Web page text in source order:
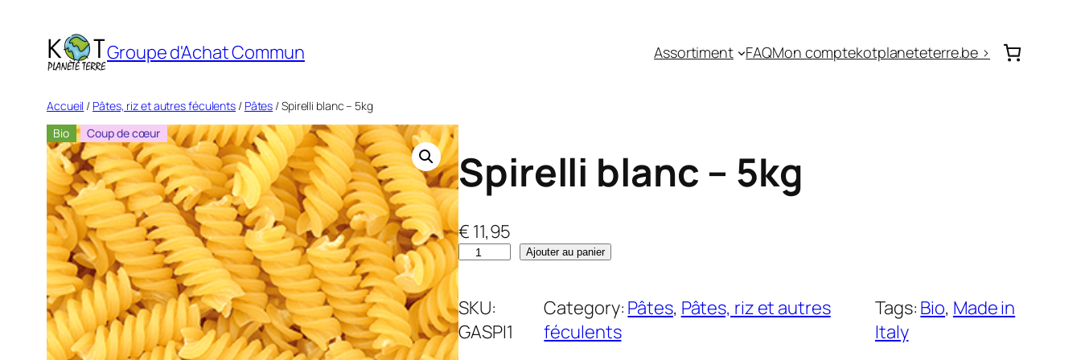
contenu
Groupe d'Achat Commun Assortiment FAQMon comptekotplaneteterre.be >
Accueil / Pâtes, riz et autres féculents / Pâtes / Spirelli blanc – 5kg
Bio
Coup de cœur
Spirelli blanc – 5kg
€ 11,95
q
u
a
n
t
Ajouter au panier
SKU:
GASPI1
Category: Pâtes, Pâtes, riz et autres
féculents
Tags: Bio, Made in
Italy